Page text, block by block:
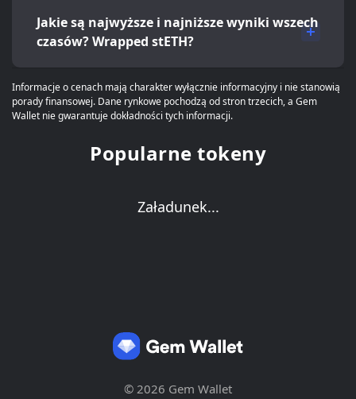
Jakie są najwyższe i najniższe wyniki wszech
czasów? Wrapped stETH?
Informacje o cenach mają charakter wyłącznie informacyjny i nie stanowią
porady finansowej. Dane rynkowe pochodzą od stron trzecich, a Gem
Wallet nie gwarantuje dokładności tych informacji.
Popularne tokeny
Załadunek...
© 2026 Gem Wallet